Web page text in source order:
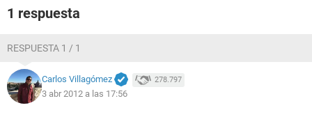
1 respuesta
RESPUESTA 1 / 1
Carlos Villagómez 278.797
3 abr 2012 a las 17:56